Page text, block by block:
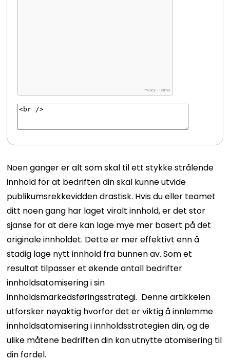
Noen ganger er alt som skal til ett stykke strålende
innhold for at bedriften din skal kunne utvide
publikumsrekkevidden drastisk. Hvis du eller teamet
ditt noen gang har laget viralt innhold, er det stor
sjanse for at dere kan lage mye mer basert på det
originale innholdet. Dette er mer effektivt enn å
stadig lage nytt innhold fra bunnen av. Som et
resultat tilpasser et økende antall bedrifter
innholdsatomisering i sin
innholdsmarkedsføringsstrategi. Denne artikkelen
utforsker nøyaktig hvorfor det er viktig å innlemme
innholdsatomisering i innholdsstrategien din, og de
ulike måtene bedriften din kan utnytte atomisering til
din fordel.